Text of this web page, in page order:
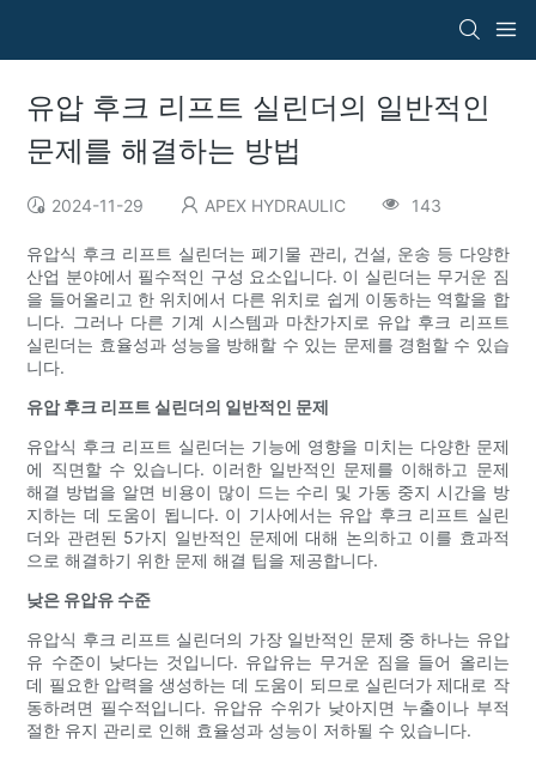
유압 후크 리프트 실린더의 일반적인
문제를 해결하는 방법
2024-11-29 APEX HYDRAULIC 143
유압식 후크 리프트 실린더는 폐기물 관리, 건설, 운송 등 다양한
산업 분야에서 필수적인 구성 요소입니다. 이 실린더는 무거운 짐
을 들어올리고 한 위치에서 다른 위치로 쉽게 이동하는 역할을 합
니다. 그러나 다른 기계 시스템과 마찬가지로 유압 후크 리프트
실린더는 효율성과 성능을 방해할 수 있는 문제를 경험할 수 있습
니다.
유압 후크 리프트 실린더의 일반적인 문제
유압식 후크 리프트 실린더는 기능에 영향을 미치는 다양한 문제
에 직면할 수 있습니다. 이러한 일반적인 문제를 이해하고 문제
해결 방법을 알면 비용이 많이 드는 수리 및 가동 중지 시간을 방
지하는 데 도움이 됩니다. 이 기사에서는 유압 후크 리프트 실린
더와 관련된 5가지 일반적인 문제에 대해 논의하고 이를 효과적
으로 해결하기 위한 문제 해결 팁을 제공합니다.
낮은 유압유 수준
유압식 후크 리프트 실린더의 가장 일반적인 문제 중 하나는 유압
유 수준이 낮다는 것입니다. 유압유는 무거운 짐을 들어 올리는
데 필요한 압력을 생성하는 데 도움이 되므로 실린더가 제대로 작
동하려면 필수적입니다. 유압유 수위가 낮아지면 누출이나 부적
절한 유지 관리로 인해 효율성과 성능이 저하될 수 있습니다.